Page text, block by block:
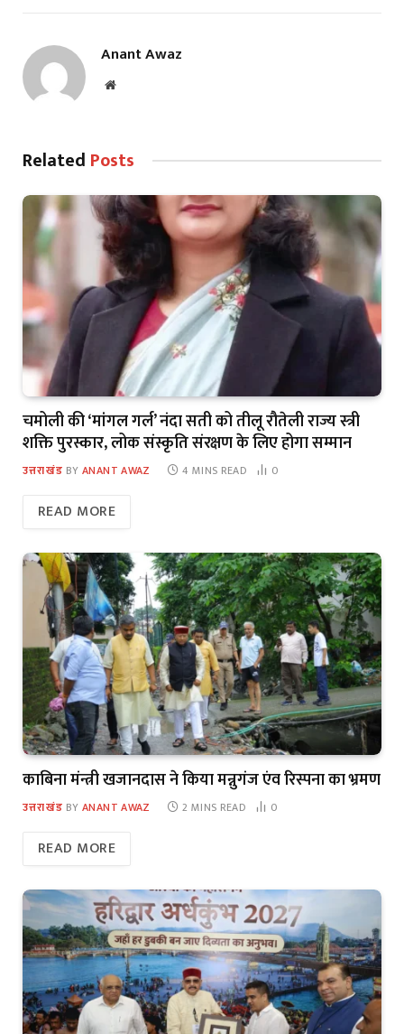
Anant Awaz
Website
Related Posts
चमोली की ‘मांगल गर्ल’ नंदा सती को तीलू रौतेली राज्य स्त्री
शक्ति पुरस्कार, लोक संस्कृति संरक्षण के लिए होगा सम्मान
उत्तराखंड BY ANANT AWAZ 4 MINS READ 0
READ MORE
काबिना मंन्त्री खजानदास ने किया मन्नुगंज एंव रिस्पना का भ्रमण
उत्तराखंड BY ANANT AWAZ 2 MINS READ 0
READ MORE